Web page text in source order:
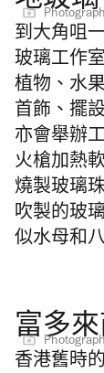
到大角咀
玻璃工作
植物、水
首飾、擺
亦會舉辦
火槍加熱
燒製玻璃
吹製的玻
似水母和
富多
香港舊時